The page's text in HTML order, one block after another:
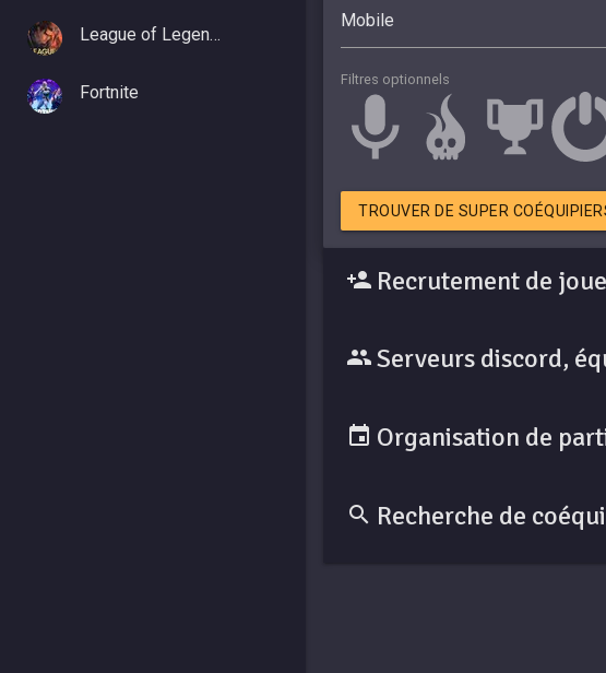
League of Legends
Fortnite
Filtres optionnels
TROUVER DE SUPER
Recrutement de
Serveurs discord,
Organisation de
Recherche de